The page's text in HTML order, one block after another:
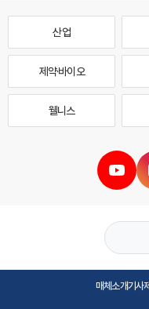
산업
제약·바이오
웰니스
매체소개기사